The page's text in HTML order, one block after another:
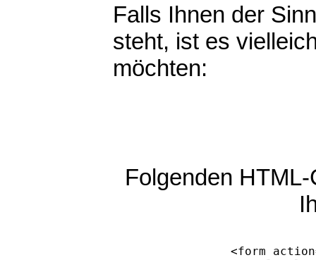
Falls Ihnen der
steht, ist es
möchten:
Folgenden